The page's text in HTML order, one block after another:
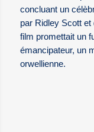
concluant un
par Ridley Scott et
film promettait un
émancipateur, un
orwellienne.